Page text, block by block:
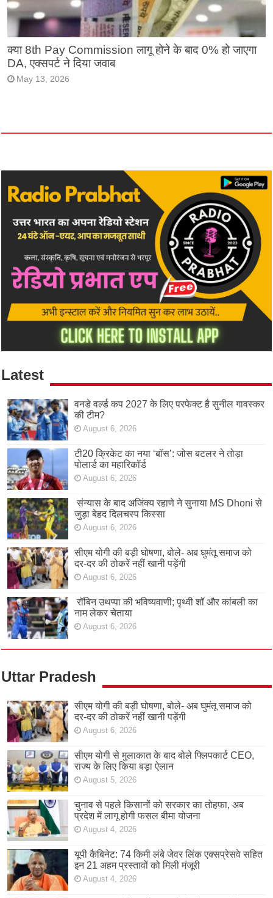
क्या 8th Pay Commission लागू होने के बाद 0% हो जाएगा
DA, एक्सपर्ट ने दिया जवाब
May 13, 2026
Latest
वनडे वर्ल्ड कप 2027 के लिए परफेक्ट है सुनील गावस्कर
की टीम?
August 6, 2026
टी20 क्रिकेट का नया ‘बॉस’: जोस बटलर ने तोड़ा
पोलार्ड का महारिकॉर्ड
August 6, 2026
संन्यास के बाद अजिंक्‍य रहाणे ने सुनाया MS Dhoni से
जुड़ा बेहद दिलचस्प किस्सा
August 6, 2026
सीएम योगी की बड़ी घोषणा, बोले- अब घुमंतू समाज को
दर-दर की ठोकरें नहीं खानी पड़ेंगी
August 6, 2026
रॉबिन उथप्पा की भविष्यवाणी; पृथ्वी शॉ और कांबली का
नाम लेकर चेताया
August 6, 2026
Uttar Pradesh
सीएम योगी की बड़ी घोषणा, बोले- अब घुमंतू समाज को
दर-दर की ठोकरें नहीं खानी पड़ेंगी
August 6, 2026
सीएम योगी से मुलाकात के बाद बोले फ्लिपकार्ट CEO,
राज्य के लिए किया बड़ा ऐलान
August 5, 2026
चुनाव से पहले किसानों को सरकार का तोहफा, अब
प्रदेश में लागू होगी फसल बीमा योजना
August 4, 2026
यूपी कैबिनेट: 74 किमी लंबे जेवर लिंक एक्सप्रेसवे सहित
इन 21 अहम प्रस्तावों को मिली मंजूरी
August 4, 2026